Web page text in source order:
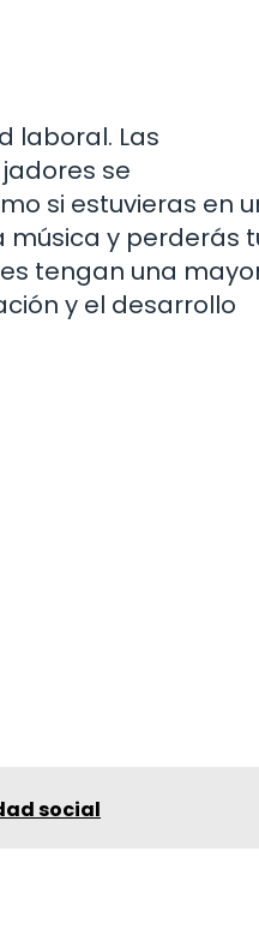
laboral. Las
se
si estuvieras en
música y perderás
tengan una
y el desarrollo
social